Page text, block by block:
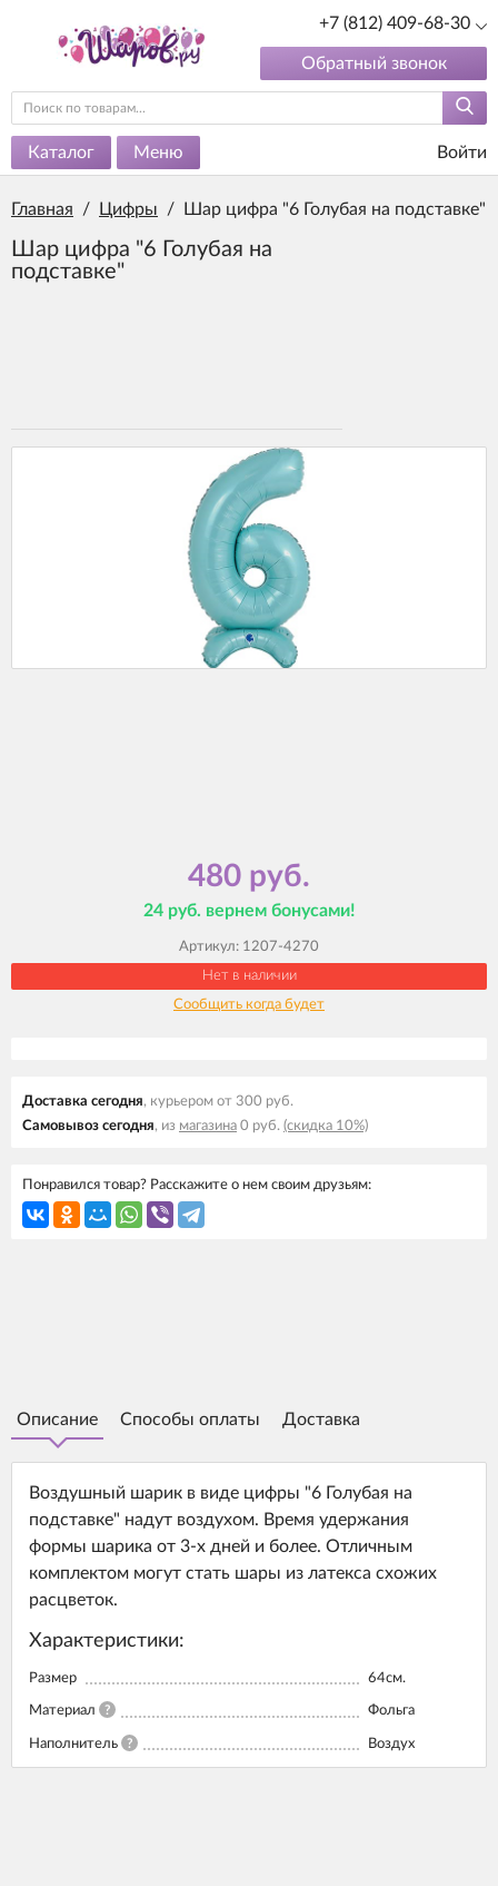
+7 (812) 409-68-30
Обратный звонок
Каталог Меню Войти
Главная / Цифры / Шар цифра "6 Голубая на подставке"
Шар цифра "6 Голубая на
подставке"
480 руб.
24 руб. вернем бонусами!
Артикул: 1207-4270
Нет в наличии
Сообщить когда будет
Доставка cегодня, курьером от 300 руб.
Самовывоз cегодня, из магазина 0 руб. (скидка 10%)
Понравился товар? Расскажите о нем своим друзьям:
Описание Способы оплаты Доставка
Воздушный шарик в виде цифры "6 Голубая на
подставке" надут воздухом. Время удержания
формы шарика от 3-х дней и более. Отличным
комплектом могут стать шары из латекса схожих
расцветок.
Характеристики:
Размер 64см.
Материал ? Фольга
Наполнитель ? Воздух